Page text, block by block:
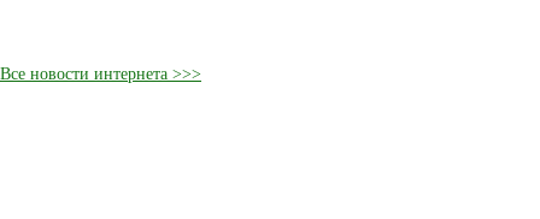
Все новости интернета >>>